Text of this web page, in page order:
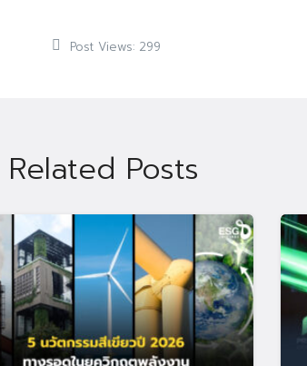
Post Views: 299
Related Posts